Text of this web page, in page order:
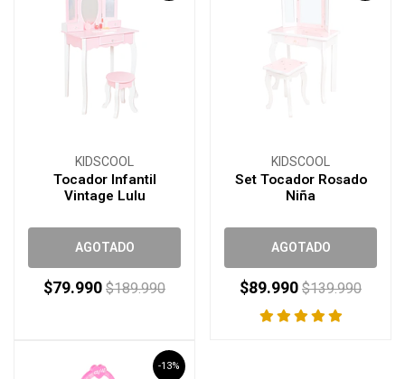
KIDSCOOL
Tocador Infantil
Vintage Lulu
AGOTADO
$79.990 $189.990
KIDSCOOL
Set Tocador Rosado
Niña
AGOTADO
$89.990 $139.990
-13%